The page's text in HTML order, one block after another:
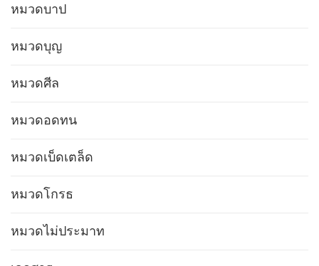
หมวดบาป
หมวดบุญ
หมวดศีล
หมวดอดทน
หมวดเบ็ดเตล็ด
หมวดโกรธ
หมวดไม่ประมาท